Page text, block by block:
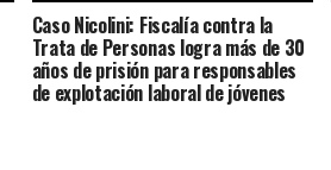
Caso Nicolini: Fiscalía contra la
Trata de Personas logra más de 30
años de prisión para responsables
de explotación laboral de jóvenes